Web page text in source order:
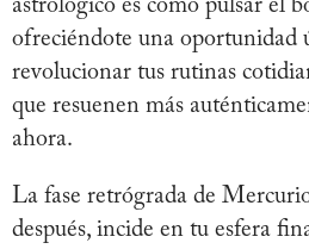
astrológico es como pulsar el
ofreciéndote una oportunidad
revolucionar tus rutinas
que resuenen más
ahora.
La fase retrógrada de
después, incide en tu esfera